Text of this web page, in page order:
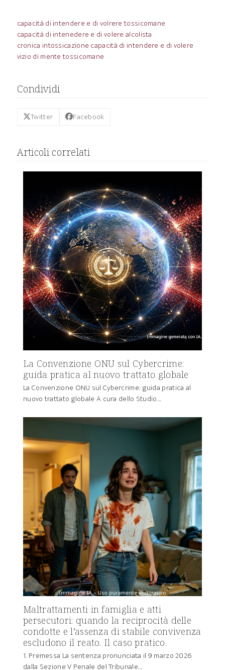
capacità di intendere e di volrere tossicomane
capacità di intenedere e di volere alcolista
cronica intossicazione capacità di intendere e di volere
vizio di mente tossicomane
Condividi
Twitter Facebook
Articoli correlati
La Convenzione ONU sul Cybercrime:
guida pratica al nuovo trattato globale
La Convenzione ONU sul Cybercrime: guida pratica al
nuovo trattato globale A cura dello Studio…
Maltrattamenti in famiglia e atti
persecutori: quando la reciprocità delle
condotte e l’assenza di stabile convivenza
escludono il reato. Il caso pratico.
1. Premessa La sentenza pronunciata il 9 marzo 2026
dalla Sezione V Penale del Tribunale…